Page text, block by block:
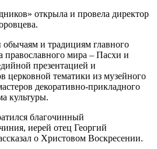
открыла и провела директор
и традициям главного
православного мира – Пасхи и
презентацией и
церковной тематики из музейного
декоративно-прикладного
культуры.
благочинный
иерей отец Георгий
о Христовом Воскресении.